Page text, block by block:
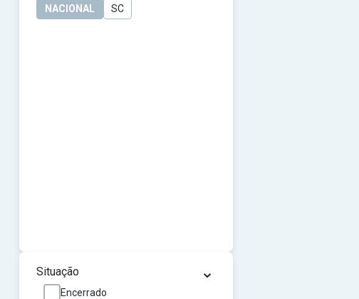
NACIONAL SC
Situação ⌄
Encerrado